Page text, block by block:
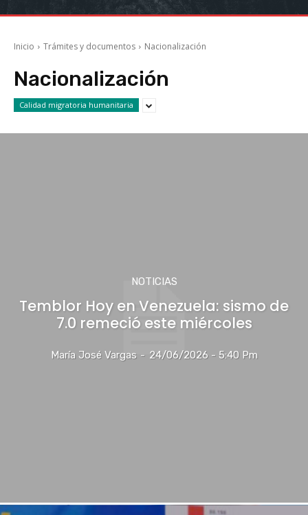
Inicio Trámites y documentos Nacionalización
Nacionalización
Calidad migratoria humanitaria
NOTICIAS
Temblor Hoy en Venezuela: sismo de
7.0 remeció este miércoles
María José Vargas - 24/06/2026 - 5:40 Pm